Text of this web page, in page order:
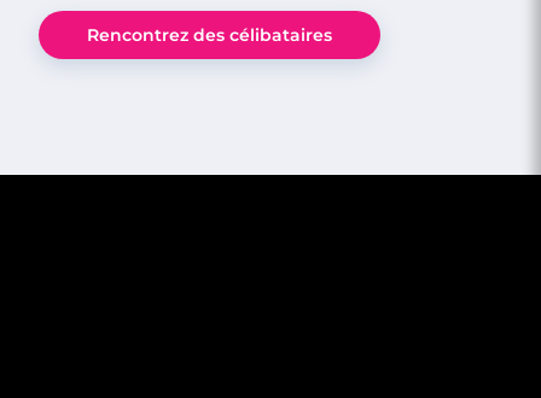
3 minutes
Rencontrez des célibataires